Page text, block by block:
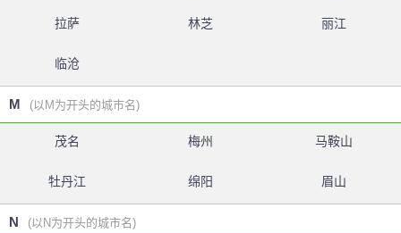
拉萨 林芝 丽江
临沧
M (以M为开头的城市名)
茂名 梅州 马鞍山
牡丹江 绵阳 眉山
N (以N为开头的城市名)